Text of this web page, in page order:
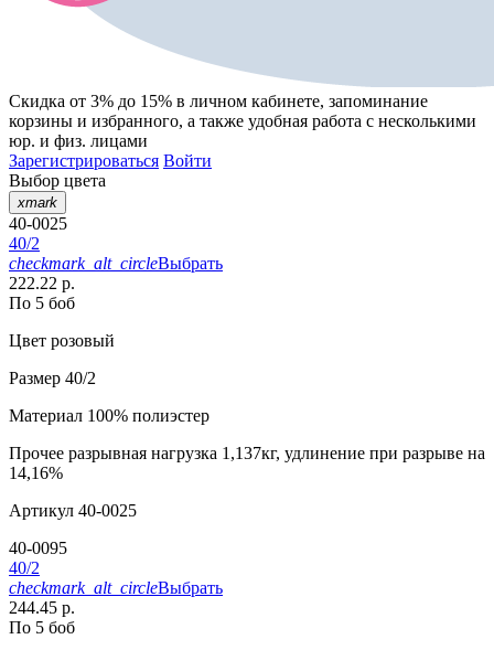
Скидка от 3% до 15% в личном кабинете, запоминание
корзины и избранного, а также удобная работа с несколькими
юр. и физ. лицами
Зарегистрироваться Войти
Выбор цвета
xmark
40-0025
40/2
checkmark_alt_circleВыбрать
222.22 р.
По 5 боб
Цвет розовый
Размер 40/2
Материал 100% полиэстер
Прочее разрывная нагрузка 1,137кг, удлинение при разрыве на
14,16%
Артикул 40-0025
40-0095
40/2
checkmark_alt_circleВыбрать
244.45 р.
По 5 боб